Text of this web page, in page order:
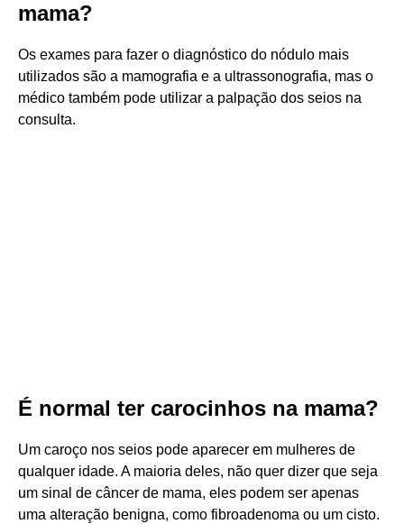
mama?
Os exames para fazer o diagnóstico do nódulo mais
utilizados são a mamografia e a ultrassonografia, mas o
médico também pode utilizar a palpação dos seios na
consulta.
É normal ter carocinhos na mama?
Um caroço nos seios pode aparecer em mulheres de
qualquer idade. A maioria deles, não quer dizer que seja
um sinal de câncer de mama, eles podem ser apenas
uma alteração benigna, como fibroadenoma ou um cisto.